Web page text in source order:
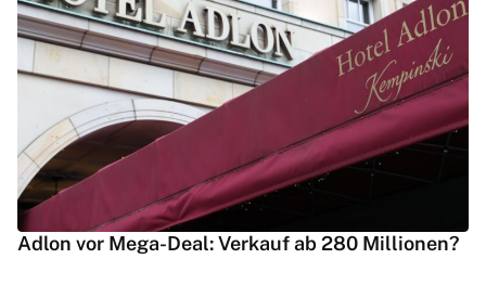
Adlon vor Mega-Deal: Verkauf ab 280 Millionen?